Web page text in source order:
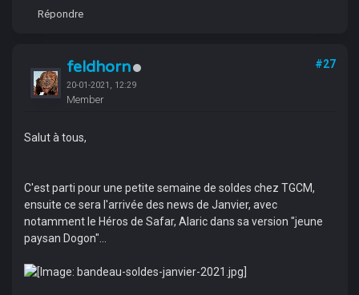
Répondre
feldhorn
20-01-2021, 12:29
Member
#27
Salut à tous,
C'est parti pour une petite semaine de soldes chez TGCM,
ensuite ce sera l'arrivée des news de Janvier, avec
notamment le Héros de Safar, Alaric dans sa version "jeune
paysan Dogon"...